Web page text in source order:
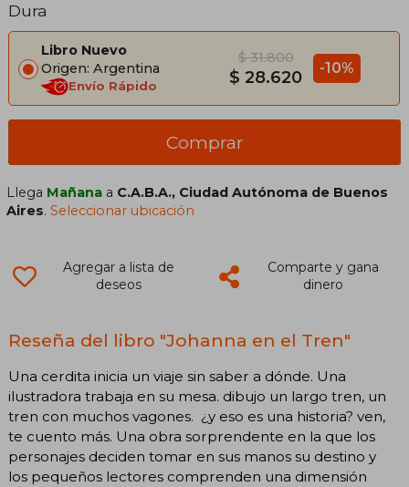
Dura
Libro Nuevo
Origen: Argentina
Envío Rápido
$ 31.800
$ 28.620 -10%
Comprar
Llega Mañana a C.A.B.A., Ciudad Autónoma de Buenos
Aires.Seleccionar ubicación
Agregar a lista de
deseos
Comparte y gana
dinero
Reseña del libro "Johanna en el Tren"
Una cerdita inicia un viaje sin saber a dónde. Una
ilustradora trabaja en su mesa. dibujo un largo tren, un
tren con muchos vagones.  ¿y eso es una historia? ven,
te cuento más. Una obra sorprendente en la que los
personajes deciden tomar en sus manos su destino y
los pequeños lectores comprenden una dimensión